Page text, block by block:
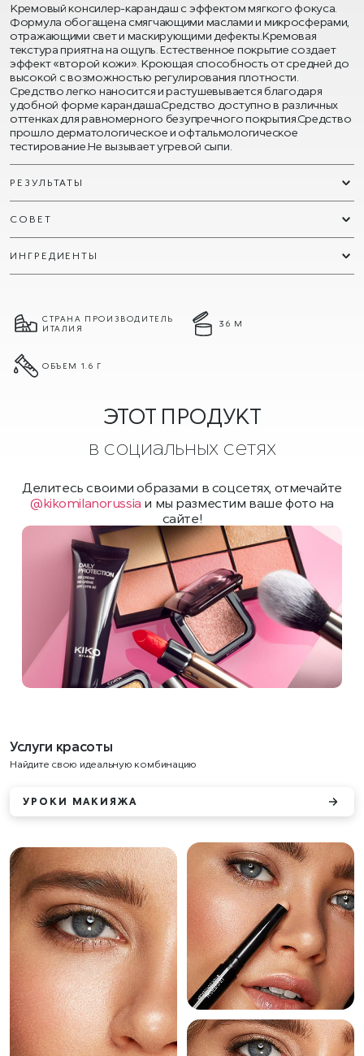
Кремовый консилер-карандаш с эффектом мягкого фокуса.
Формула обогащена смягчающими маслами и микросферами,
отражающими свет и маскирующими дефекты.Кремовая
текстура приятна на ощупь. Естественное покрытие создает
эффект «второй кожи». Кроющая способность от средней до
высокой с возможностью регулирования плотности.
Средство легко наносится и растушевывается благодаря
удобной форме карандаша.Средство доступно в различных
оттенках для равномерного безупречного покрытия.Средство
прошло дерматологическое и офтальмологическое
тестирование.Не вызывает угревой сыпи.
РЕЗУЛЬТАТЫ
СОВЕТ
ИНГРЕДИЕНТЫ
СТРАНА ПРОИЗВОДИТЕЛЬ
ИТАЛИЯ
36 М
ОБЪЕМ 1.6 Г
ЭТОТ ПРОДУКТ
в социальных сетях
Делитесь своими образами в соцсетях, отмечайте
@kikomilanorussia и мы разместим ваше фото на
сайте!
Услуги красоты
Найдите свою идеальную комбинацию
УРОКИ МАКИЯЖА